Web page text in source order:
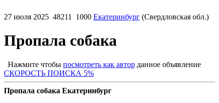
27 июля 2025 48211 1000 Екатеринбург (Свердловская обл.)
Пропала собака
Нажмите чтобы посмотреть как автор данное объявление
СКОРОСТЬ ПОИСКА 5%
Пропала собака Екатеринбург